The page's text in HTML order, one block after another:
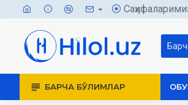
БАРЧА БЎЛИМЛАР